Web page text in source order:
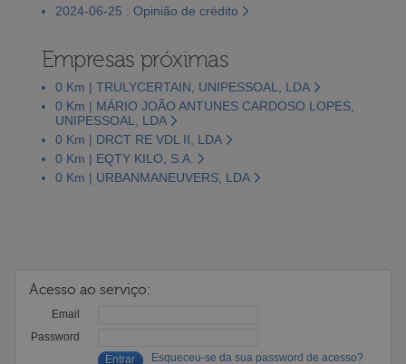
2024-06-25 : Opinião de crédito
Empresas próximas
0 Km | TRULYCERTAIN, UNIPESSOAL, LDA
0 Km | MÁRIO JOÃO ANTUNES CARDOSO LOPES,
UNIPESSOAL, LDA
0 Km | DRCT RE VDL II, LDA
0 Km | EQTY KILO, S.A.
0 Km | URBANMANEUVERS, LDA
Acesso ao serviço:
Email
Password
Esqueceu-se da sua password de acesso?